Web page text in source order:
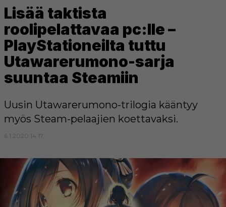
Lisää taktista
roolipelattavaa pc:lle –
PlayStationeilta tuttu
Utawarerumono-sarja
suuntaa Steamiin
Uusin Utawarerumono-trilogia kääntyy
myös Steam-pelaajien koettavaksi.
6.1.2020 14:17